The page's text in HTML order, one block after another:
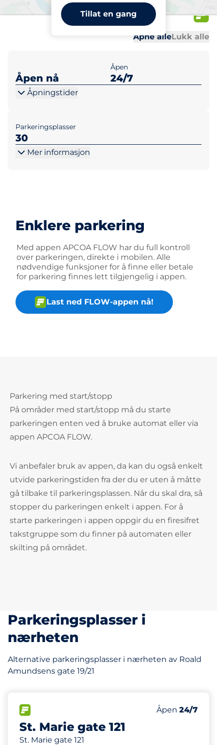
Tillat en gang
19/21
Åpne alleLukk alle
Åpen nå
Åpen
24/7
Åpningstider
Parkeringsplasser
30
Mer informasjon
Enklere parkering
Med appen APCOA FLOW har du full kontroll
over parkeringen, direkte i mobilen. Alle
nødvendige funksjoner for å finne eller betale
for parkering finnes lett tilgjengelig i appen.
Last ned FLOW-appen nå!
Parkering med start/stopp
På områder med start/stopp må du starte
parkeringen enten ved å bruke automat eller via
appen APCOA FLOW.
Vi anbefaler bruk av appen, da kan du også enkelt
utvide parkeringstiden fra der du er uten å måtte
gå tilbake til parkeringsplassen. Når du skal dra, så
stopper du parkeringen enkelt i appen. For å
starte parkeringen i appen oppgir du en firesifret
takstgruppe som du finner på automaten eller
skilting på området.
Parkeringsplasser i
nærheten
Alternative parkeringsplasser i nærheten av Roald
Amundsens gate 19/21
St. Marie gate 121
St. Marie gate 121
Antall
37
Lørdag
Åpen 24/7
130 m